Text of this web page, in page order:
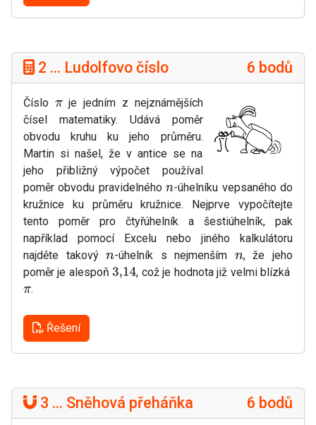
2 ... Ludolfovo číslo 6 bodů
Číslo πje jedním z nejznámějších
čísel matematiky. Udává poměr
obvodu kruhu ku jeho průměru.
Martin si našel, že v antice se na
jeho přibližný výpočet používal
poměr obvodu pravidelného n -úhelníku vepsaného do
kružnice ku průměru kružnice. Nejprve vypočítejte
tento poměr pro čtyřúhelník a šestiúhelník, pak
například pomocí Excelu nebo jiného kalkulátoru
najděte takovýn-úhelník s nejmenšímn, že jeho
poměr je alespoň 3,14 , což je hodnota již velmi blízká
π.
Řešení
3 ... Sněhová přeháňka 6 bodů